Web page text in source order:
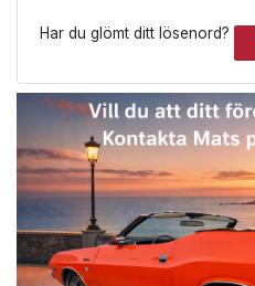
Har du glömt ditt lösenord?